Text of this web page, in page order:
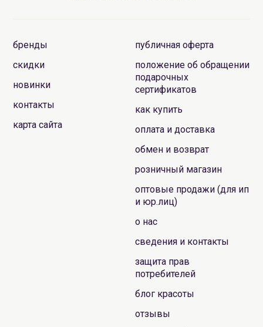
бренды
скидки
новинки
контакты
карта сайта
публичная оферта
положение об обращении
подарочных
сертификатов
как купить
оплата и доставка
обмен и возврат
розничный магазин
оптовые продажи (для ип
и юр.лиц)
о нас
сведения и контакты
защита прав
потребителей
блог красоты
отзывы